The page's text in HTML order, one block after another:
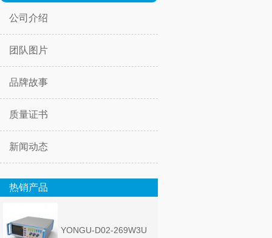
公司介绍
团队图片
品牌故事
质量证书
新闻动态
热销产品
YONGU-D02-269W3U